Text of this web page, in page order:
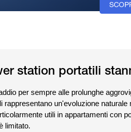
station portatili
per sempre alle prolunghe
rappresentano un'evoluzione
utili in appartamenti con
limitato.